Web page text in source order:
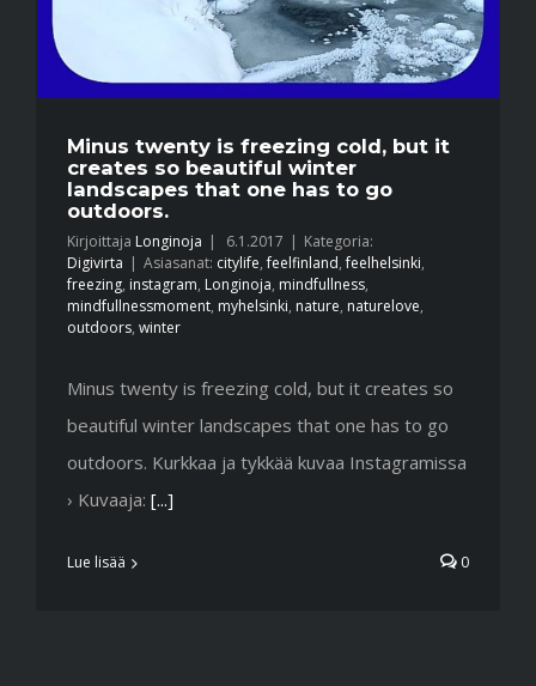
Minus twenty is freezing cold, but it
creates so beautiful winter
landscapes that one has to go
outdoors.
Kirjoittaja Longinoja 6.1.2017
Kategoria:
Digivirta
Asiasanat: citylife,feelfinland,feelhelsinki,
freezing, instagram, Longinoja, mindfullness,
mindfullnessmoment, myhelsinki, nature, naturelove,
outdoors, winter
Minus twenty is freezing cold, but it creates so
beautiful winter landscapes that one has to go
outdoors. Kurkkaa ja tykkää kuvaa Instagramissa
› Kuvaaja: [...]
Lue lisää 0